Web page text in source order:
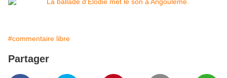
#commentaire libre
Partager